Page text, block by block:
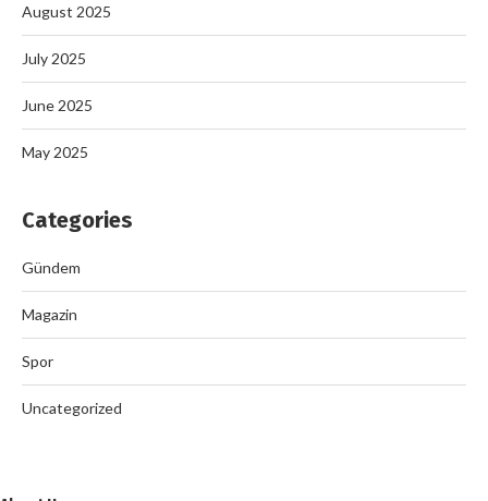
August 2025
July 2025
June 2025
May 2025
Categories
Gündem
Magazin
Spor
Uncategorized